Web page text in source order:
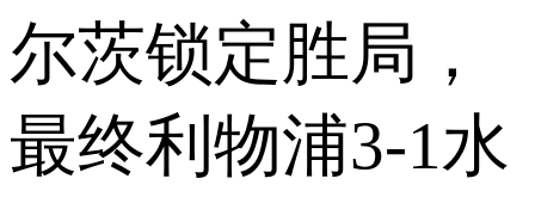
尔茨锁定胜局，
最终利物浦3-1水